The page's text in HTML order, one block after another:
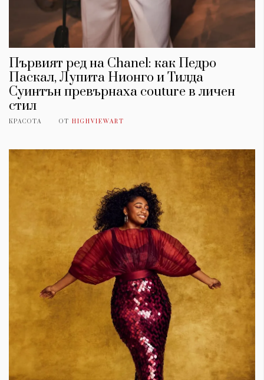
Първият ред на Chanel: как Педро
Паскал, Лупита Нионго и Тилда
Суинтън превърнаха couture в личен
стил
КРАСОТА ОТ HIGHVIEWART